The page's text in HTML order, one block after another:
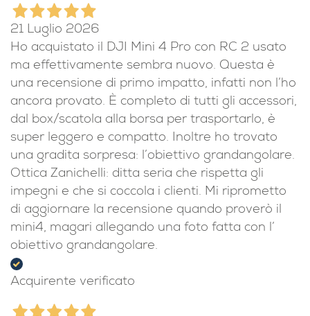
21 Luglio 2026
Ho acquistato il DJI Mini 4 Pro con RC 2 usato
ma effettivamente sembra nuovo. Questa è
una recensione di primo impatto, infatti non l’ho
ancora provato. È completo di tutti gli accessori,
dal box/scatola alla borsa per trasportarlo, è
super leggero e compatto. Inoltre ho trovato
una gradita sorpresa: l’obiettivo grandangolare.
Ottica Zanichelli: ditta seria che rispetta gli
impegni e che si coccola i clienti. Mi riprometto
di aggiornare la recensione quando proverò il
mini4, magari allegando una foto fatta con l’
obiettivo grandangolare.
Acquirente verificato